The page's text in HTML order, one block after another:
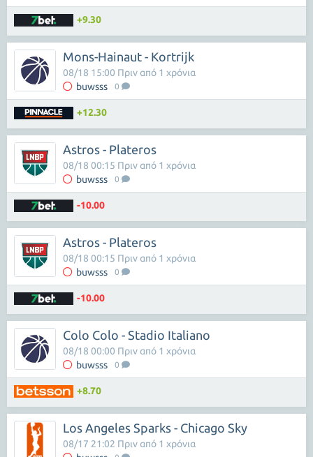
+9.30
Mons-Hainaut - Kortrijk
buwsss 0
08/18 15:00 Πριν από 1 χρόνια
+12.30
Astros - Plateros
buwsss 0
08/18 00:15 Πριν από 1 χρόνια
-10.00
Astros - Plateros
buwsss 0
08/18 00:15 Πριν από 1 χρόνια
-10.00
Colo Colo - Stadio Italiano
buwsss 0
08/18 00:00 Πριν από 1 χρόνια
+8.70
Los Angeles Sparks - Chicago Sky
08/17 21:02 Πριν από 1 χρόνια